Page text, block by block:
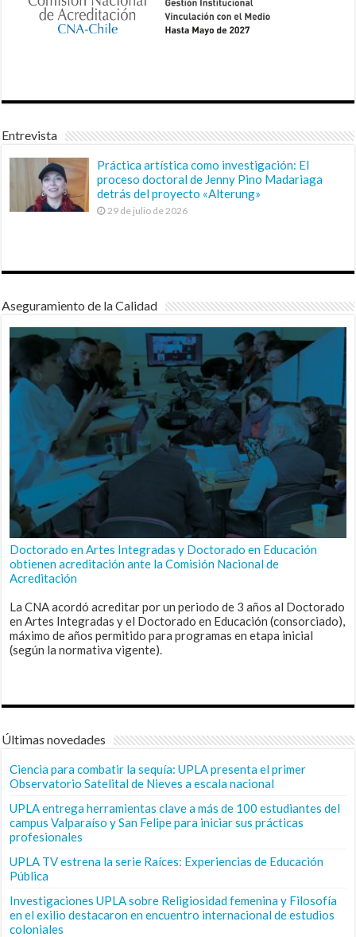
Entrevista
Práctica artística como investigación: El
proceso doctoral de Jenny Pino Madariaga
detrás del proyecto «Alterung»
29 de julio de 2026
Aseguramiento de la Calidad
Doctorado en Artes Integradas y Doctorado en Educación
obtienen acreditación ante la Comisión Nacional de
Acreditación
La CNA acordó acreditar por un periodo de 3 años al Doctorado
en Artes Integradas y el Doctorado en Educación (consorciado),
máximo de años permitido para programas en etapa inicial
(según la normativa vigente).
Últimas novedades
Ciencia para combatir la sequía: UPLA presenta el primer
Observatorio Satelital de Nieves a escala nacional
UPLA entrega herramientas clave a más de 100 estudiantes del
campus Valparaíso y San Felipe para iniciar sus prácticas
profesionales
UPLA TV estrena la serie Raíces: Experiencias de Educación
Pública
Investigaciones UPLA sobre Religiosidad femenina y Filosofía
en el exilio destacaron en encuentro internacional de estudios
coloniales